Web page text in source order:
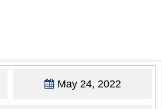
May 24, 2022